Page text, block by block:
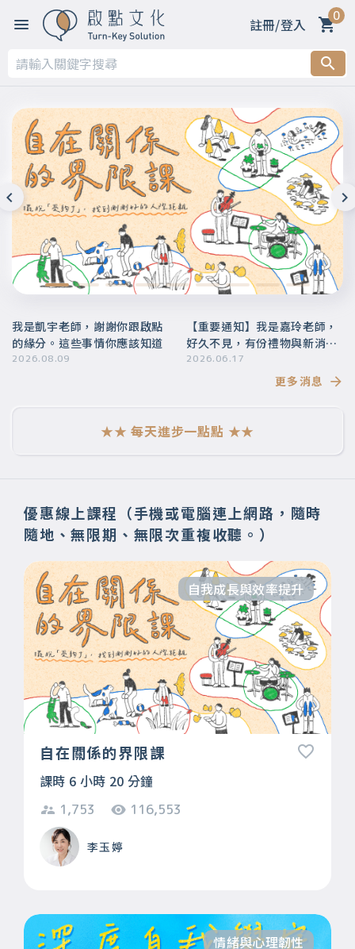
註冊/登入 0
我是凱宇老師，謝謝你跟啟點
的緣分。這些事情你應該知道
2026.08.09
【重要通知】我是嘉玲老師，
好久不見，有份禮物與新消息
要帶給你
2026.06.17
更多消息
★★ 每天進步一點點 ★★
優惠線上課程（手機或電腦連上網路，隨時
隨地、無限期、無限次重複收聽。）
自我成長與效率提升
自在關係的界限課
課時 6 小時 20 分鐘
1,753 116,553
李玉婷
情緒與心理韌性